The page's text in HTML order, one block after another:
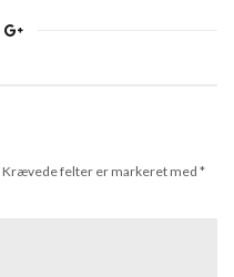
Krævede felter er markeret med *